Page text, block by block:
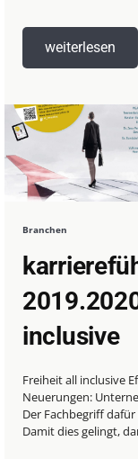
weiterlesen
Branchen
inclusive
Freiheit all inclusive
Neuerungen:
Der Fachbegriff
Damit dies gelingt,